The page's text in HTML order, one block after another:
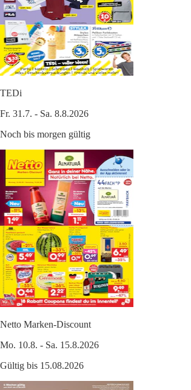
TEDi
Fr. 31.7. - Sa. 8.8.2026
Noch bis morgen gültig
Netto Marken-Discount
Mo. 10.8. - Sa. 15.8.2026
Gültig bis 15.08.2026